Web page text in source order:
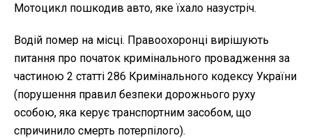
Мотоцикл пошкодив авто, яке їхало назустріч.
Водій помер на місці. Правоохоронці вирішують
питання про початок кримінального провадження за
частиною 2 статті 286 Кримінального кодексу України
(порушення правил безпеки дорожнього руху
особою, яка керує транспортним засобом, що
спричинило смерть потерпілого).